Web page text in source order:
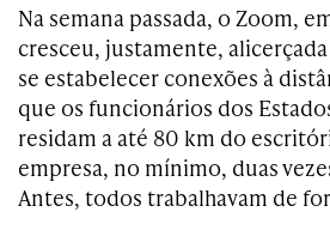
Na semana passada, o Zoom,
cresceu, justamente,
se estabelecer conexões à
que os funcionários dos
residam a até 80 km do
empresa, no mínimo, duas
Antes, todos trabalhavam de